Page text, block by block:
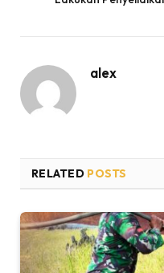
alex
RELATED POSTS